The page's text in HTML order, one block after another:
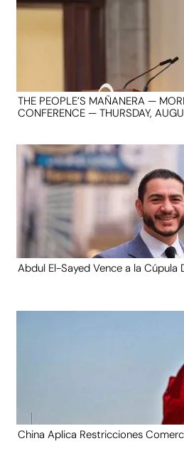
THE PEOPLE’S MAÑANERA —
CONFERENCE — THURSDAY,
Abdul El-Sayed Vence a la Cúpula
China Aplica Restricciones